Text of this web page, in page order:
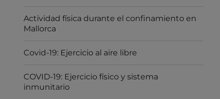
Actividad física durante el confinamiento en
Mallorca
Covid-19: Ejercicio al aire libre
COVID-19: Ejercicio físico y sistema
inmunitario